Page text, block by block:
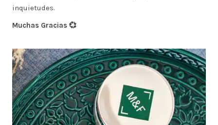
inquietudes.
Muchas Gracias 💞